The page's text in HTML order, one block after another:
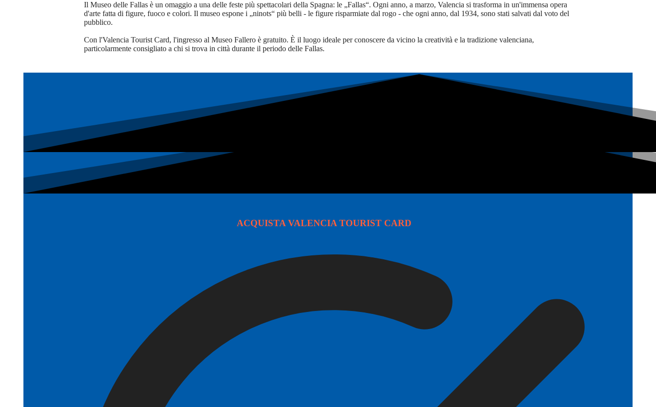
Il Museo delle Fallas è un omaggio a una delle feste più spettacolari della Spagna: le „Fallas“. Ogni anno, a marzo, Valencia si trasforma in un'immensa opera
d'arte fatta di figure, fuoco e colori. Il museo espone i „ninots“ più belli - le figure risparmiate dal rogo - che ogni anno, dal 1934, sono stati salvati dal voto del
pubblico.
Con l'Valencia Tourist Card, l'ingresso al Museo Fallero è gratuito. È il luogo ideale per conoscere da vicino la creatività e la tradizione valenciana,
particolarmente consigliato a chi si trova in città durante il periodo delle Fallas.
ACQUISTA VALENCIA TOURIST CARD